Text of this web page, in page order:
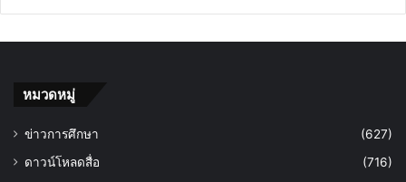
หมวดหมู่
ข่าวการศึกษา
(627)
ดาวน์โหลดสื่อ
(716)